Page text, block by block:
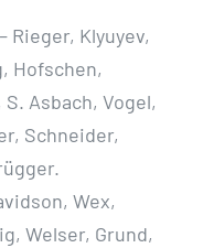
Rieger, Klyuyev,
Hofschen,
Asbach, Vogel,
Schneider,
Wex,
Welser, Grund,